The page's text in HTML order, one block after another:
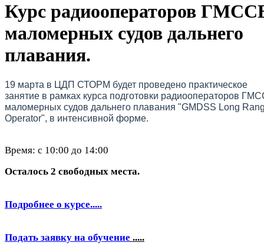
Курс радиооператоров
маломерных судов дальнего
плавания.
19 марта в ЦДП СТОРМ будет проведено практическое
занятие в рамках курса подготовки радиооператоров
маломерных судов дальнего плавания "GMDSS Long
Operator", в интенсивной форме.
Время: с 10:00 до 14:00
Осталось 2 свободных места.
Подробнее о курсе.....
Подать заявку на обучение .....